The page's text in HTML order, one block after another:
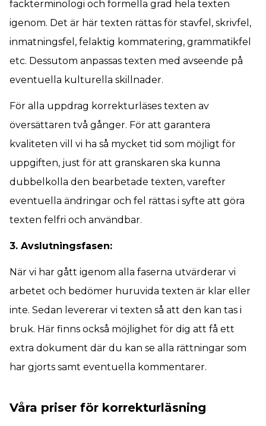
fackterminologi och formella grad hela texten
igenom. Det är här texten rättas för stavfel, skrivfel,
inmatningsfel, felaktig kommatering, grammatikfel
etc. Dessutom anpassas texten med avseende på
eventuella kulturella skillnader.
För alla uppdrag korrekturläses texten av
översättaren två gånger. För att garantera
kvaliteten vill vi ha så mycket tid som möjligt för
uppgiften, just för att granskaren ska kunna
dubbelkolla den bearbetade texten, varefter
eventuella ändringar och fel rättas i syfte att göra
texten felfri och användbar.
3. Avslutningsfasen:
När vi har gått igenom alla faserna utvärderar vi
arbetet och bedömer huruvida texten är klar eller
inte. Sedan levererar vi texten så att den kan tas i
bruk. Här finns också möjlighet för dig att få ett
extra dokument där du kan se alla rättningar som
har gjorts samt eventuella kommentarer.
Våra priser för korrekturläsning